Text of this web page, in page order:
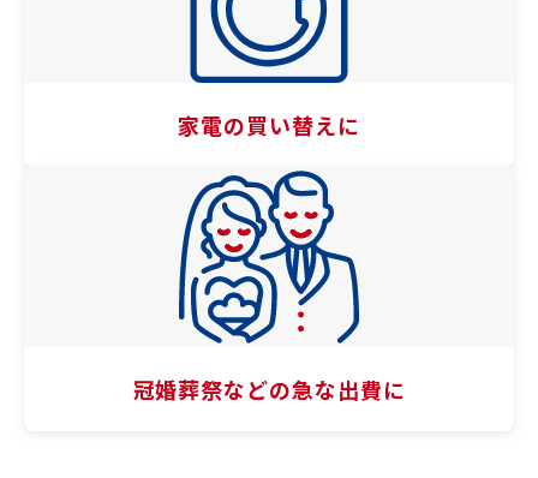
家電の買い替えに
冠婚葬祭などの急な出費に